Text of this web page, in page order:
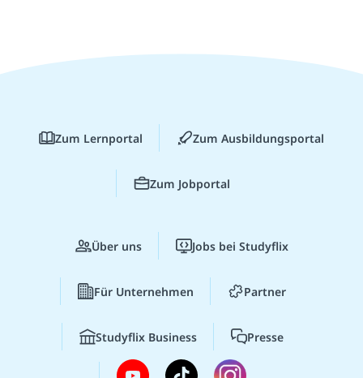
Zum Lernportal Zum Ausbildungsportal
Zum Jobportal
Über uns Jobs bei Studyflix
Für Unternehmen Partner
Studyflix Business Presse